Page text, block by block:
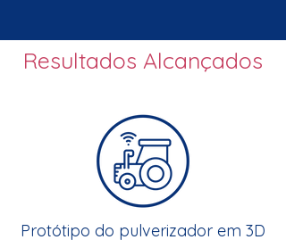
Resultados Alcançados
Protótipo do pulverizador em 3D